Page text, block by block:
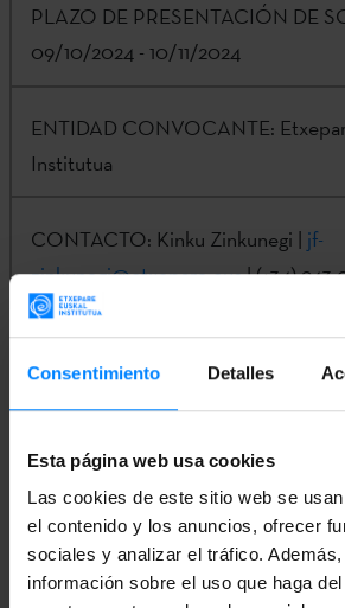
Consentimiento Detalles
Esta página web usa cookies
Las cookies de este sitio web se
el contenido y los anuncios, ofrecer
sociales y analizar el tráfico.
información sobre el uso que haga
PLAZO DE PRESENTACIÓN DE
09/10/2024 - 10/11/2024
ENTIDAD CONVOCANTE:
Institutua
CONTACTO: Kinku Zinkunegi | jf-
zinkunegi@etxepare.eus| (+34) 943
Información completa en elBoletín
(BOPV)
VOLVER